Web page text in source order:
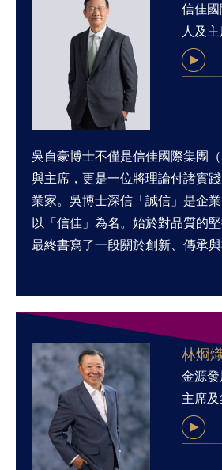
信佳
人及
吳自豪博士不僅是信佳國際集團
與主席，更是一位將理論付諸實
業家。吳博士深信「誠信」是企
以「信佳」為名。始於對品質的
最終書寫了一段關於創新、傳承與
林烱
金源
主席